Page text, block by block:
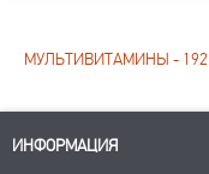
МУЛЬТИВИТАМИНЫ - 192
ИНФОРМАЦИЯ